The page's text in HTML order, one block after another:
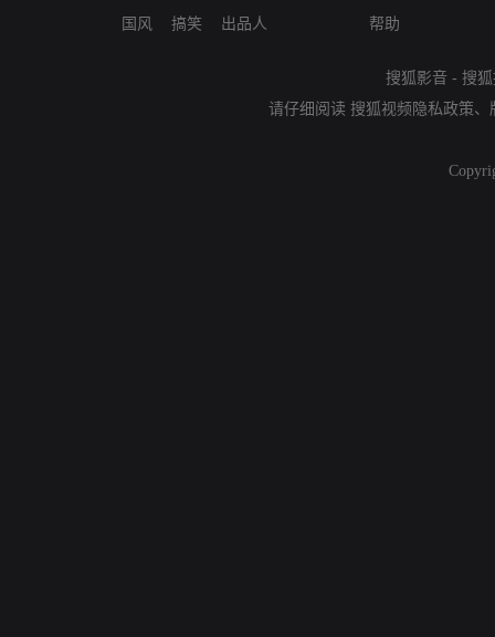
国风
搞笑
出品人
帮助
搜狐影音 - 搜
请仔细阅读 搜狐视频隐私政策、